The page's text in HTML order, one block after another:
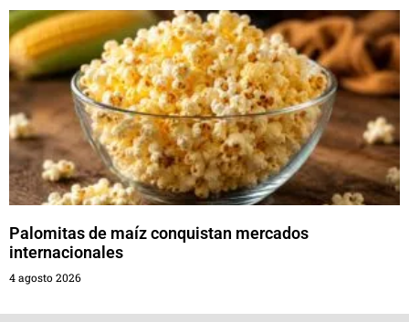
Palomitas de maíz conquistan mercados
internacionales
4 agosto 2026